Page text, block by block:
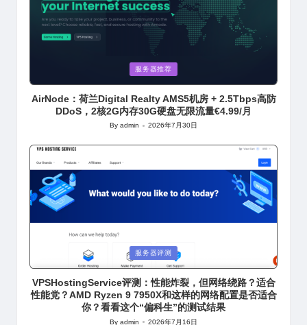
in
服务器推荐
AirNode：荷兰Digital Realty AMS5机房 + 2.5Tbps高防
DDoS，2核2G内存30G硬盘无限流量€4.99/月
Posted
Byadmin 2026年7月30日
in
服务器评测
VPSHostingService评测：性能炸裂，但网络绕路？适合
性能党？AMD Ryzen 9 7950X和这样的网络配置是否适合
你？看看这个“偏科生”的测试结果
Byadmin 2026年7月16日